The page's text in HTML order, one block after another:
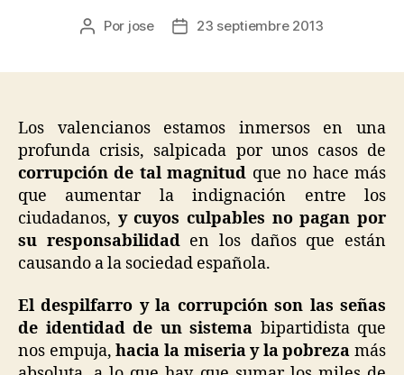
Por jose 23 septiembre 2013
Los valencianos estamos inmersos en una
profunda crisis, salpicada por unos casos de
corrupción de tal magnitud que no hace más
que aumentar la indignación entre los
ciudadanos, y cuyos culpables no pagan por
su responsabilidaden los daños que están
causando a la sociedad española.
El despilfarro y la corrupción son las señas
de identidad de un sistema bipartidista que
nos empuja,hacia la miseria y la pobreza más